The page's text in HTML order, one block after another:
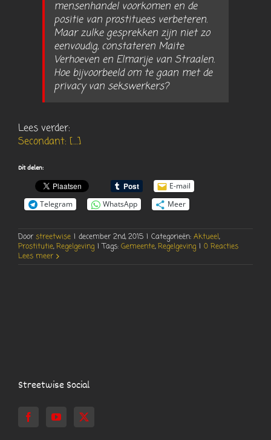
mensenhandel voorkomen en de
positie van prostituees verbeteren.
Maar zulke gesprekken zijn niet zo
eenvoudig, constateren Maite
Verhoeven en Elmarije van Straalen.
Hoe bijvoorbeeld om te gaan met de
privacy van sekswerkers?
Lees verder:
Secondant: […]
Dit delen:
E-mail
Telegram
WhatsApp Meer
Door streetwise | december 2nd, 2015 | Categorieën: Aktueel,
Prostitutie,Regelgeving | Tags: Gemeente,Regelgeving | 0 Reacties
Lees meer
Streetwise Social